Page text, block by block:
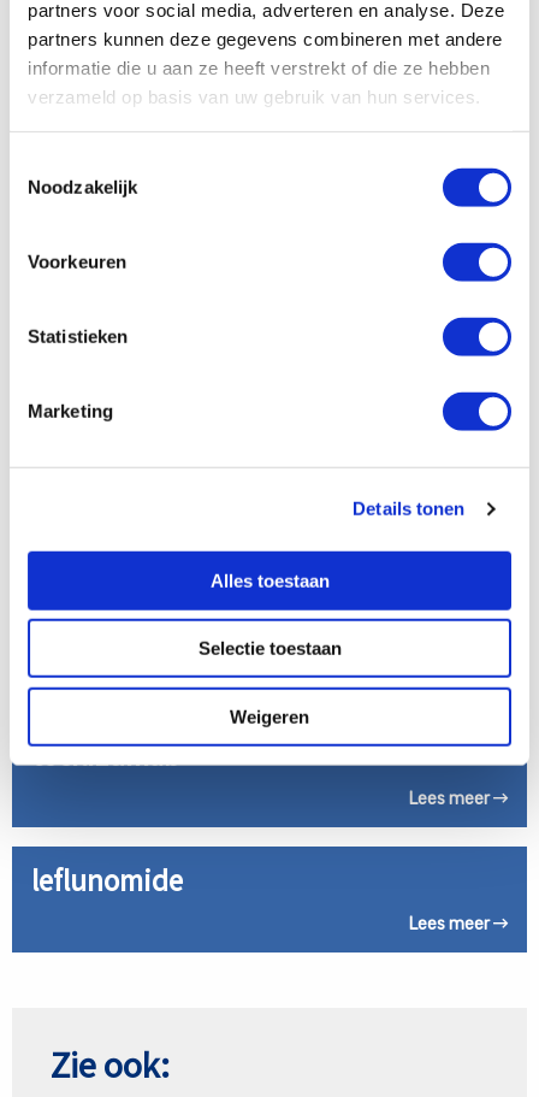
partners voor social media, adverteren en analyse. Deze
partners kunnen deze gegevens combineren met andere
informatie die u aan ze heeft verstrekt of die ze hebben
verzameld op basis van uw gebruik van hun services.
Noodzakelijk
Voorkeuren
Statistieken
Marketing
Details tonen
Alles toestaan
Selectie toestaan
Weigeren
Het verloop
Behandeling
Prognose
Belangrijke medicatie
Lees meer
methotrexaat
Lees meer
Lees
methotrexaat
tocilizumab
Lees meer
meer
leflunomide
Lees meer
meer
Zie ook: